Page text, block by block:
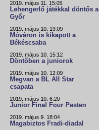
2019. május 11. 15:05
Lehengerlő játékkal döntős a
Győr
2019. május 10. 19:09
Móváron is kikapott a
Békéscsaba
2019. május 10. 15:12
Döntőben a juniorok
2019. május 10. 12:09
Megvan a BL All Star
csapata
2019. május 10. 6:20
Junior Final Four Pesten
2019. május 9. 18:04
Magabiztos Fradi-diadal